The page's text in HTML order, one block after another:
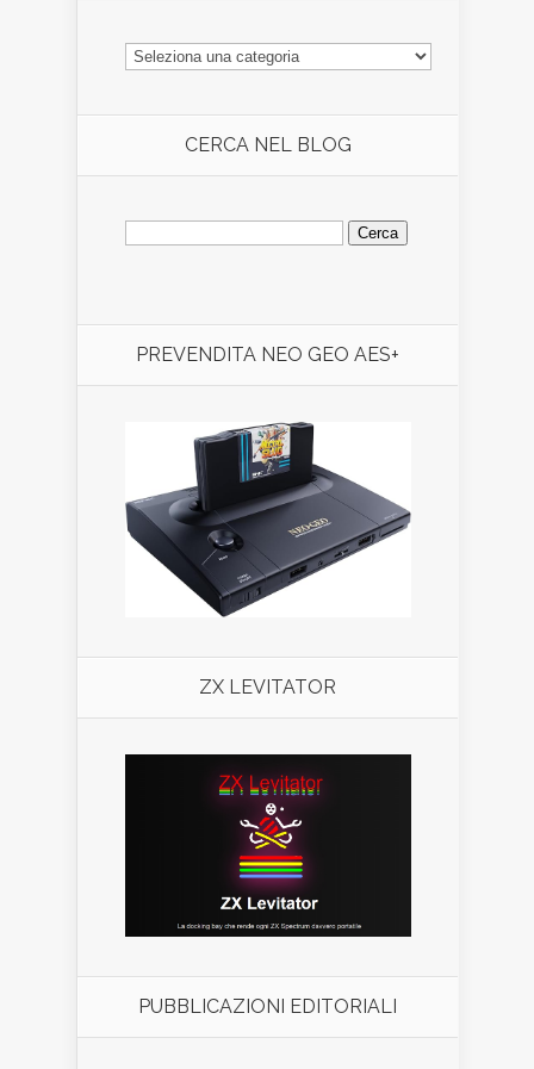
ARCHIVIO
CATEGORIE
CERCA NEL BLOG
Ricerca
per:
PREVENDITA NEO GEO AES+
ZX LEVITATOR
PUBBLICAZIONI EDITORIALI